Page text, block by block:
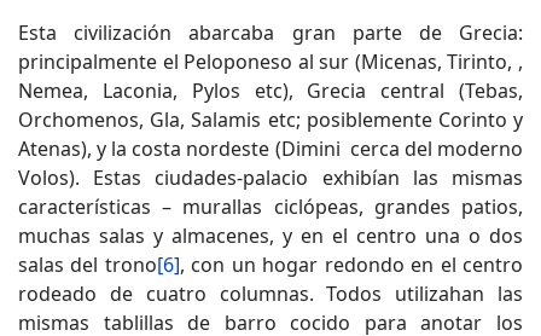
Esta civilización abarcaba gran parte de Grecia:
principalmente el Peloponeso al sur (Micenas, Tirinto, ,
Nemea, Laconia, Pylos etc), Grecia central (Tebas,
Orchomenos, Gla, Salamis etc; posiblemente Corinto y
Atenas), y la costa nordeste (Dimini cerca del moderno
Volos). Estas ciudades-palacio exhibían las mismas
características – murallas ciclópeas, grandes patios,
muchas salas y almacenes, y en el centro una o dos
salas del trono[6], con un hogar redondo en el centro
rodeado de cuatro columnas. Todos utilizahan las
mismas tablillas de barro cocido para anotar los